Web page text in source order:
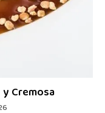
Cremosa